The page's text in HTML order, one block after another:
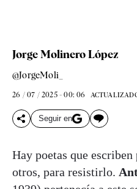
Jorge Molinero López
@JorgeMoli_
26 / 07 / 2025 - 00: 06
Seguir en
Hay poetas que
otros, para resistirlo.